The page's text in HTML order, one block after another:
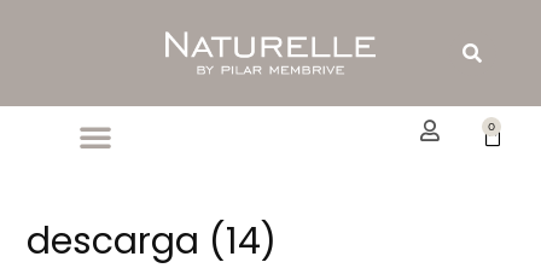
Buscar
0
descarga (14)